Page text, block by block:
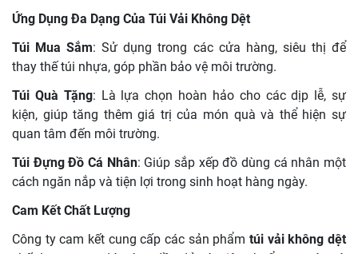
Ứng Dụng Đa Dạng Của Túi Vải Không Dệt
Túi Mua Sắm: Sử dụng trong các cửa hàng, siêu thị để
thay thế túi nhựa, góp phần bảo vệ môi trường.
Túi Quà Tặng: Là lựa chọn hoàn hảo cho các dịp lễ, sự
kiện, giúp tăng thêm giá trị của món quà và thể hiện sự
quan tâm đến môi trường.
Túi Đựng Đồ Cá Nhân: Giúp sắp xếp đồ dùng cá nhân một
cách ngăn nắp và tiện lợi trong sinh hoạt hàng ngày.
Cam Kết Chất Lượng
Công ty cam kết cung cấp các sản phẩm túi vải không dệt